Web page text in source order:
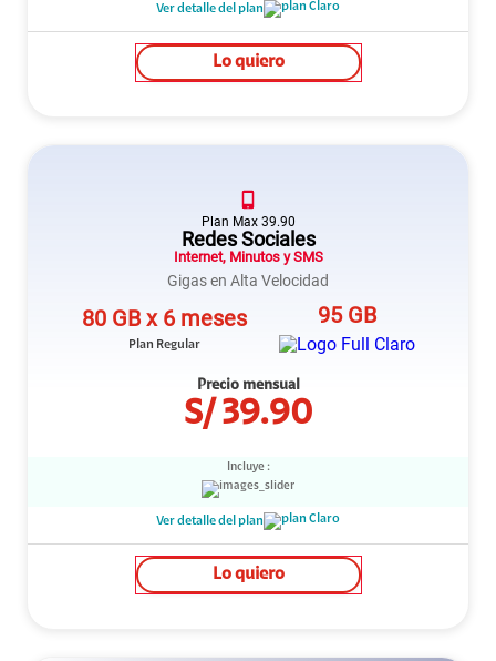
Ver detalle del plan
Lo quiero
Plan Max 39.90
Redes Sociales
Internet, Minutos y SMS
Gigas en Alta Velocidad
80 GB x 6 meses
Plan Regular
95 GB
Precio mensual
S/39.90
Incluye :
Ver detalle del plan
Lo quiero